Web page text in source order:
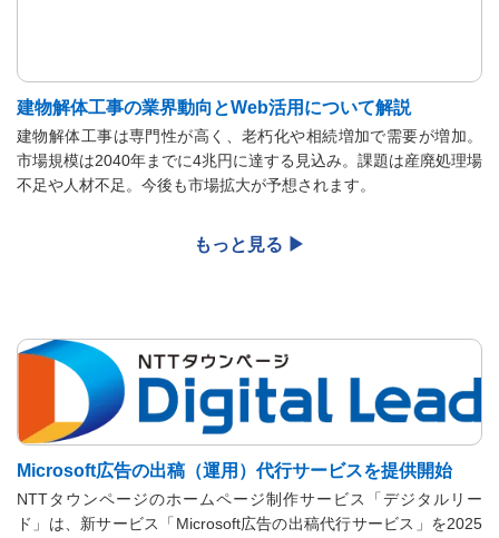
建物解体工事の業界動向とWeb活用について解説
建物解体工事は専門性が高く、老朽化や相続増加で需要が増加。
市場規模は2040年までに4兆円に達する見込み。課題は産廃処理場
不足や人材不足。今後も市場拡大が予想されます。
Microsoft広告の出稿（運用）代行サービスを提供開始
NTTタウンページのホームページ制作サービス「デジタルリー
ド」は、新サービス「Microsoft広告の出稿代行サービス」を2025